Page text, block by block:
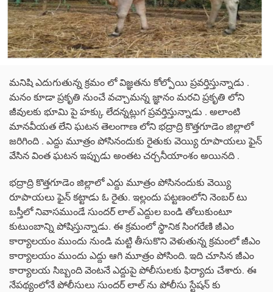
మనిషి ఎదుగుతున్న క్రమం లో విజ్ఞతను కోల్పోయి ప్రవర్తిస్తున్నాడు .
మనం కూడా ప్రకృతి నుంచే వచ్చామన్న జ్ఞానం మరచి ప్రకృతి లోని
జీవులకు భూమి పై హక్కు లేదన్నట్లుగ ప్రవర్తిస్తున్నాడు . అలాంటి
మానవీయత లేని ఘటన తెలంగాణ లోని భద్రాద్రి కొత్తగూడెం జిల్లాలో
జరిగింది . ఎద్దు మూత్రం పోసినందుకు రైతుకు వెయ్యి రూపాయలు ఫైన్
వేసిన వింత ఘటన ఇప్పుడు అంతట చర్చనీయాంశం అయినది .
భద్రాద్రి కొత్తగూడెం జిల్లాలో ఎద్దు మూత్రం పోసినందుకు వెయ్యి
రూపాయలు ఫైన్ కట్టాడు ఓ రైతు. ఇల్లందు పట్టణంలోని నెంబర్ టు
బస్తీలో నివాసముండే సుందర్ లాల్ ఎద్దుల బండి తోలుకుంటూ
కుటుంబాన్ని పోషిస్తున్నాడు. ఈ క్రమంలో స్థానిక సింగరేణి జీఎం
కార్యాలయం ముందు నుండి మట్టి తీసుకొని వెళుతున్న క్రమంలో జీఎం
కార్యాలయం ముందు ఎద్దు ఆగి మూత్రం పోసింది. ఇది చూసిన జీఎం
కార్యాలయ సిబ్బంది వెంటనే ఎద్దుపై పోలీసులకు ఫిర్యాదు చేశారు. ఈ
నేపథ్యంలోనే పోలీసులు సుందర్ లాల్ ను పోలీసు స్టేషన్ కు